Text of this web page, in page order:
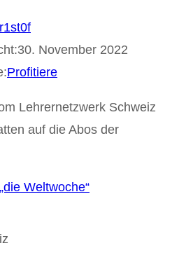
30. November 2022
Profitiere
Lehrernetzwerk Schweiz
auf die Abos der
Weltwoche“